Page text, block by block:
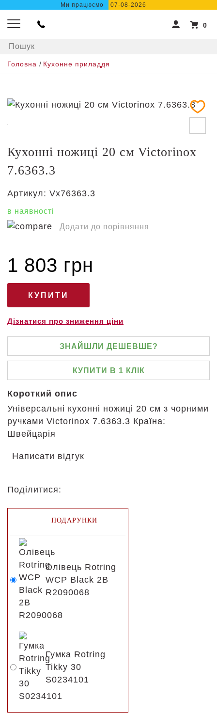
Ми працюємо 07-08-2026
0
Головна / Кухонне приладдя
Кухонні ножиці 20 см Victorinox
7.6363.3
Артикул: Vx76363.3
в наявності
Додати до порівняння
1 803 грн
Дізнатися про зниження ціни
ЗНАЙШЛИ ДЕШЕВШЕ?
КУПИТИ В 1 КЛІК
Короткий опис
Універсальні кухонні ножиці 20 см з чорними
ручками Victorinox 7.6363.3 Країна:
Швейцарія
Написати відгук
Поділитися:
ПОДАРУНКИ
Олівець Rotring
WCP Black 2B
R2090068
Гумка Rotring
Tikky 30
S0234101